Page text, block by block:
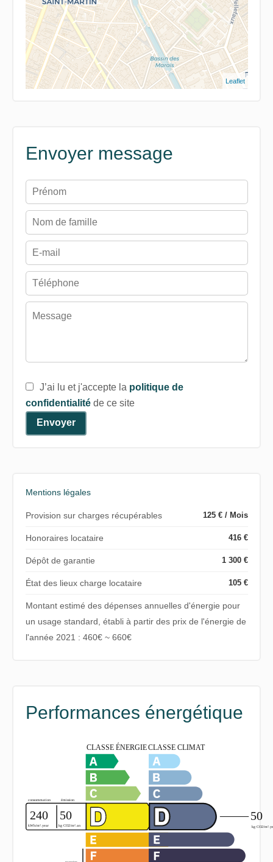
Leaflet
Envoyer message
J’ai lu et j'accepte la politique de
confidentialitéde ce site
Envoyer
Mentions légales
Provision sur charges récupérables 125 € / Mois
Honoraires locataire 416 €
Dépôt de garantie 1 300 €
État des lieux charge locataire 105 €
Montant estimé des dépenses annuelles d'énergie pour
un usage standard, établi à partir des prix de l'énergie de
l'année 2021 : 460€ ~ 660€
Performances énergétique